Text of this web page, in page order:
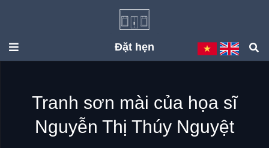
Đặt hẹn
Tranh sơn mài của họa sĩ
Nguyễn Thị Thúy Nguyệt